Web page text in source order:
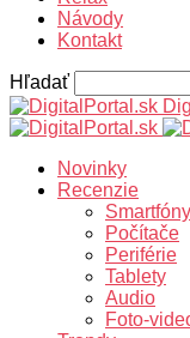
Návody
Kontakt
Hľadať
Novinky
Recenzie
Smartfóny
Počítače
Periférie
Tablety
Audio
Foto-